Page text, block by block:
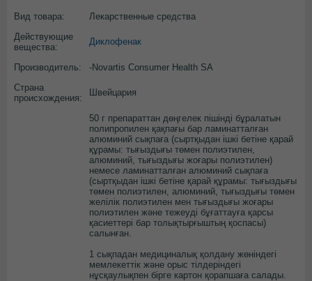
Вид товара:
Лекарственные средства
Действующие
вещества:
Диклофенак
Производитель:
-Novartis Consumer Health SA
Страна
происхождения:
Швейцария
50 г препараттан дөңгелек пішінді бұралатын
полипропилен қақпағы бар ламинатталған
алюминий сықпаға (сыртқыдан ішкі бетіне қарай
құрамы: тығыздығы төмен полиэтилен,
алюминий, тығыздығы жоғары полиэтилен)
немесе ламинатталған алюминий сықпаға
(сыртқыдан ішкі бетіне қарай құрамы: тығыздығы
төмен полиэтилен, алюминий, тығыздығы төмен
желілік полиэтилен мен тығыздығы жоғары
полиэтилен және тежеуді бұғаттауға қарсы
қасиеттері бар толықтырғыштың қоспасы)
салынған.
1 сықпадан медициналық қолдану жөніндегі
мемлекеттік және орыс тілдеріндегі
нұсқаулықпен бірге картон қорапшаға салады.